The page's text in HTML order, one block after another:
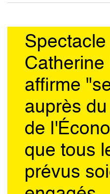
Spectacle
Catherine
affirme
auprès
de
que tous
prévus